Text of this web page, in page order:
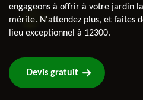
engageons à offrir à votre jardin
mérite. N'attendez plus, et faites
lieu exceptionnel à 12300.
Devis gratuit